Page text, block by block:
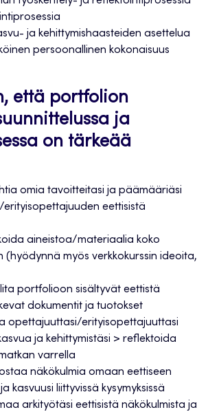
ja kehittymishaasteiden asettelua
persoonallinen kokonaisuus
että portfolion
ja
on tärkeää
omia tavoitteitasi ja päämääriäsi
eettisistä
aineistoa/materiaalia koko
(hyödynnä myös verkkokurssin ideoita,
portfolioon sisältyvät eettistä
dokumentit ja tuotokset
opettajuuttasi/erityisopettajuuttasi
ja kehittymistäsi > reflektoida
varrella
näkökulmia omaan eettiseen
kasvuusi liittyvissä kysymyksissä
arkityötäsi eettisistä näkökulmista ja